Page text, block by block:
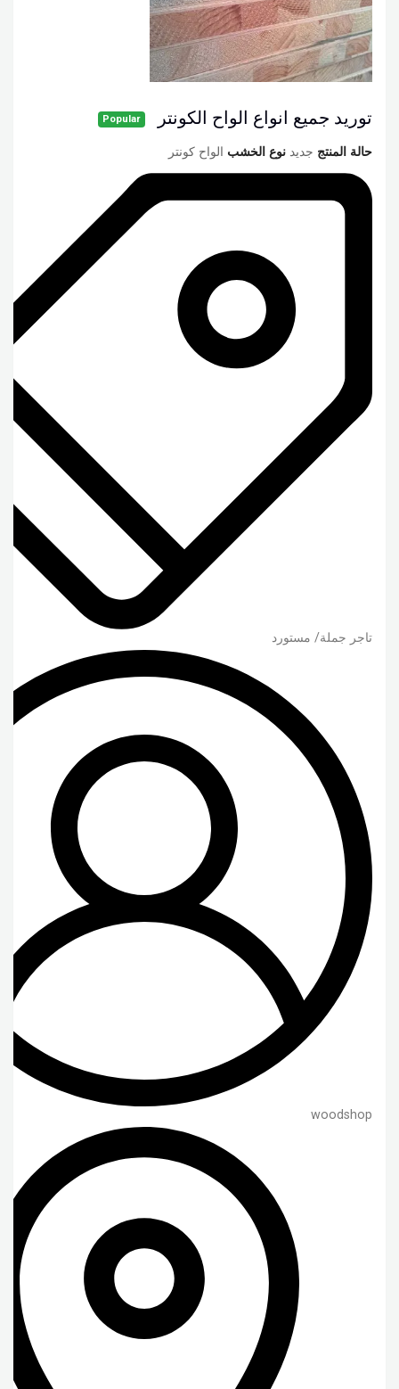
توريد جميع انواع الواح الكونتر Popular
حالة المنتج جديد نوع الخشب الواح كونتر
تاجر جملة/ مستورد
woodshop